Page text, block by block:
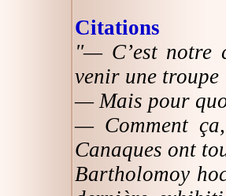
Citations
"— C’est notre
venir une troupe
— Mais pour
— Comment
Canaques ont
Bartholomoy